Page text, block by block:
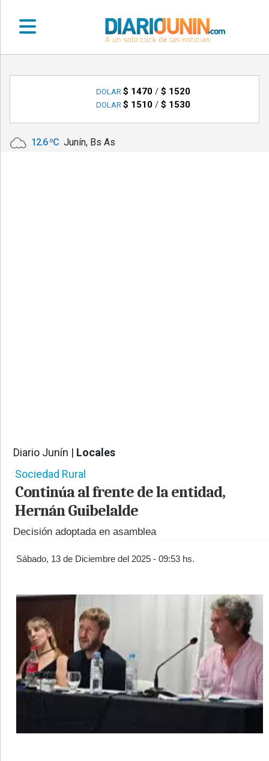
•
LOCALES
•
©2007/2026
DOLAR $ 1470/ $ 1520
DOLAR $ 1510/ $ 1530
12.6 ºC Junín, Bs As
Diario Junín | Locales
Sociedad Rural
Continúa al frente de la entidad,
Hernán Guibelalde
Decisión adoptada en asamblea
Sábado, 13 de Diciembre del 2025 - 09:53 hs.